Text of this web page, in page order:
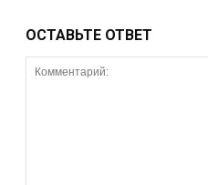
ОСТАВЬТЕ ОТВЕТ